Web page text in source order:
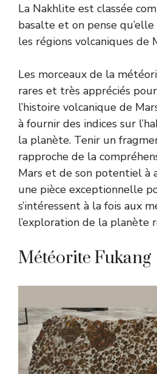
La Nakhlite est classée
basalte et on pense qu’elle
les régions volcaniques de
Les morceaux de la
rares et très appréciés
l’histoire volcanique de
à fournir des indices sur
la planète. Tenir un
rapproche de la
Mars et de son potentiel à
une pièce exceptionnelle
s’intéressent à la fois aux
l’exploration de la planète
Météorite Fukang